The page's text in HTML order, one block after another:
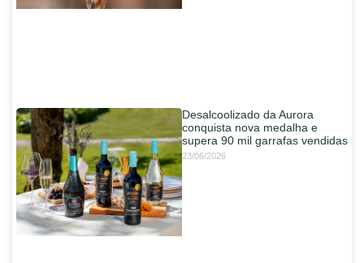
Desalcoolizado da Aurora
conquista nova medalha e
supera 90 mil garrafas vendidas
23/06/2026